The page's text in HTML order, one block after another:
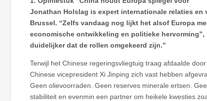
Jonathan Holslag is expert internationale relaties en
Brussel. “Zelfs vandaag nog lijkt het alsof Europa
economische ontwikkeling en politieke
duidelijker dat de rollen omgekeerd zijn.”
Terwijl het Chinese regeringsvliegtuig traag afdaalde
Chinese vicepresident Xi Jinping zich vast hebben
Geen olievoorraden. Geen reserves minerale ertsen.
stabiliteit en evenmin een partner om heikele kwesties